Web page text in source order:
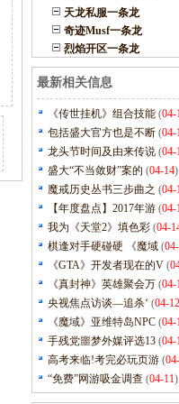
天龙私服一条龙
奇迹Musf一条龙
烈焰开区一条龙
最新相关信息
《传世挂机》组合技能 (04-
包括盛大官方也是不断 (04-
龙头节时间及由来传说 (04-
盛大“不当敛财”案的 (04-14)
魔戒历史丛书三步曲之 (04-
【年度盘点】2017年游 (04-
我为《天堂2》填色彩 (04-
棋逢对手硬碰硬 《魔域 (
《GTA》开发者现在的V (
《真封神》英雄聚会万 (04-
央视焦点访谈—追杀‘ (04-12
《魔域》亚维特岛NPC (04-
手残党噩梦外媒评选13 (04-
高考来临!考完必玩页游 (
“免费”网游吸金调查 (04-11)